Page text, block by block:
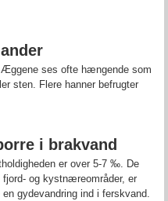
ses ofte hængende som
sten. Flere hanner befrugter
i brakvand
er over 5-7 ‰. De
fjord- og kystnæreområder, er
gydevandring ind i ferskvand.